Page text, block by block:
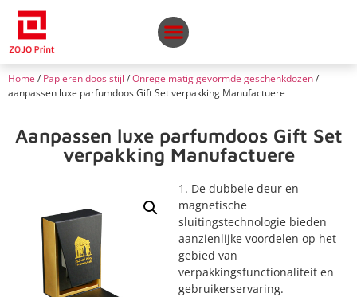
Home / Papieren doos stijl /Onregelmatig gevormde geschenkdozen/
aanpassen luxe parfumdoos Gift Set verpakking Manufactuere
Aanpassen luxe parfumdoos Gift Set
verpakking Manufactuere
1. De dubbele deur en
magnetische
sluitingstechnologie bieden
aanzienlijke voordelen op het
gebied van
verpakkingsfunctionaliteit en
gebruikerservaring.